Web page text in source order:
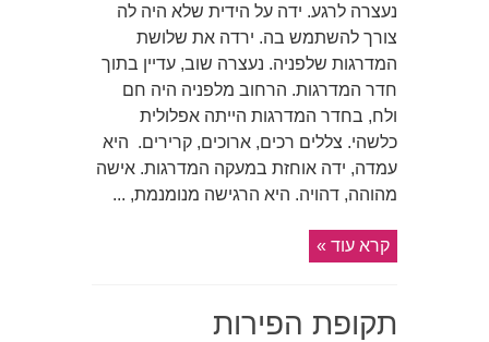
נעצרה לרגע. ידה על הידית שלא היה לה
צורך להשתמש בה. ירדה את שלושת
המדרגות שלפניה. נעצרה שוב, עדיין בתוך
חדר המדרגות. הרחוב מלפניה היה חם
ולח, בחדר המדרגות הייתה אפלולית
כלשהי. צללים רכים, ארוכים, קרירים. היא
עמדה, ידה אוחזת במעקה המדרגות. אישה
מהוהה, דהויה. היא הרגישה מנומנמת, ...
קרא עוד »
תקופת הפירות